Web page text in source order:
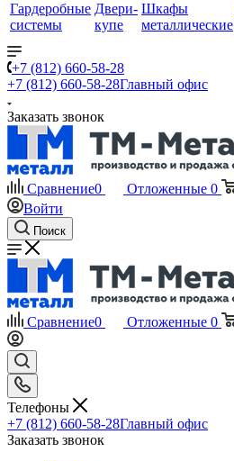
Гардеробные
системы
Двери-
купе
Шкафы
металлические
+7 (812) 660-58-28
+7 (812) 660-58-28Главный офис
Заказать звонок
Сравнение0 Отложенные 0
Войти
Поиск
Сравнение0 Отложенные 0
Телефоны
+7 (812) 660-58-28Главный офис
Заказать звонок